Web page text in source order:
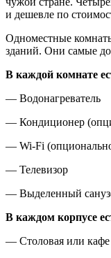
и дешевле по
Одноместные
зданий. Они самые
В каждой комнате
— Водонагреватель
— Кондиционер
— Wi-Fi
— Телевизор
— Выделенный
В каждом корпусе
— Столовая или кафе